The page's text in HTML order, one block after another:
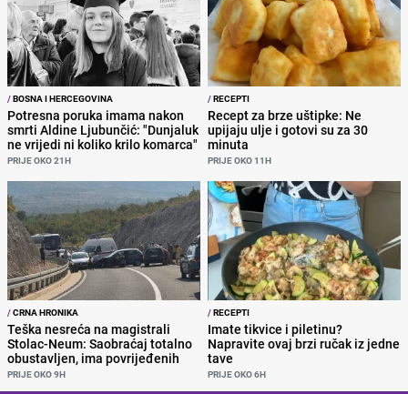
/BOSNA I HERCEGOVINA
Potresna poruka imama nakon
smrti Aldine Ljubunčić: "Dunjaluk
ne vrijedi ni koliko krilo komarca"
PRIJE OKO 21H
/RECEPTI
Recept za brze uštipke: Ne
upijaju ulje i gotovi su za 30
minuta
PRIJE OKO 11H
/CRNA HRONIKA
Teška nesreća na magistrali
Stolac-Neum: Saobraćaj totalno
obustavljen, ima povrijeđenih
PRIJE OKO 9H
/RECEPTI
Imate tikvice i piletinu?
Napravite ovaj brzi ručak iz jedne
tave
PRIJE OKO 6H